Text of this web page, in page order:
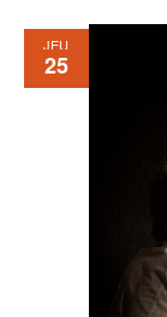
JEU
25